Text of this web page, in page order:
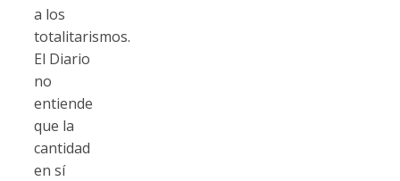
a los
totalitarismos.
El Diario
no
entiende
que la
cantidad
en sí